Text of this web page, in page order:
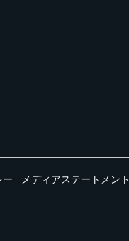
ー メディアステートメント